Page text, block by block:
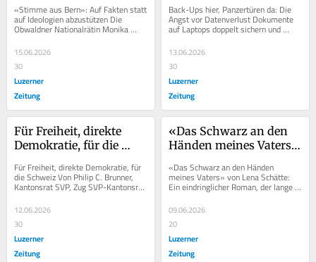
«Stimme aus Bern»: Auf Fakten statt
auf Ideologien abzustützen Die
Obwaldner Nationalrätin Monika
Aufhebung des...
15.06.2026
30
Luzerner
Zeitung
Back-Ups hier, Panzertüren da: Die
Angst vor Datenverlust Dokumente
auf Laptops doppelt sichern und
Daten in Militärbunkern lagern. Die
Welt steht...
13.06.2026
30
Luzerner
Zeitung
Für Freiheit, direkte
Demokratie, für die
Für Freiheit, direkte Demokratie, für
die Schweiz Von Philip C. Brunner,
Kantonsrat SVP, Zug SVP-Kantonsrat
Philip C. Brunner über die
Abstimmung...
12.06.2026
30
Luzerner
Zeitung
«Das Schwarz an den
Händen meines Vaters»
eindringlicher Roman,
der lange nachwirkt
«Das Schwarz an den Händen
meines Vaters» von Lena Schätte:
Ein eindringlicher Roman, der lange
nachwirkt Von Klara Halm, Bibliothek
Cham Die...
09.06.2026
20
Luzerner
Zeitung